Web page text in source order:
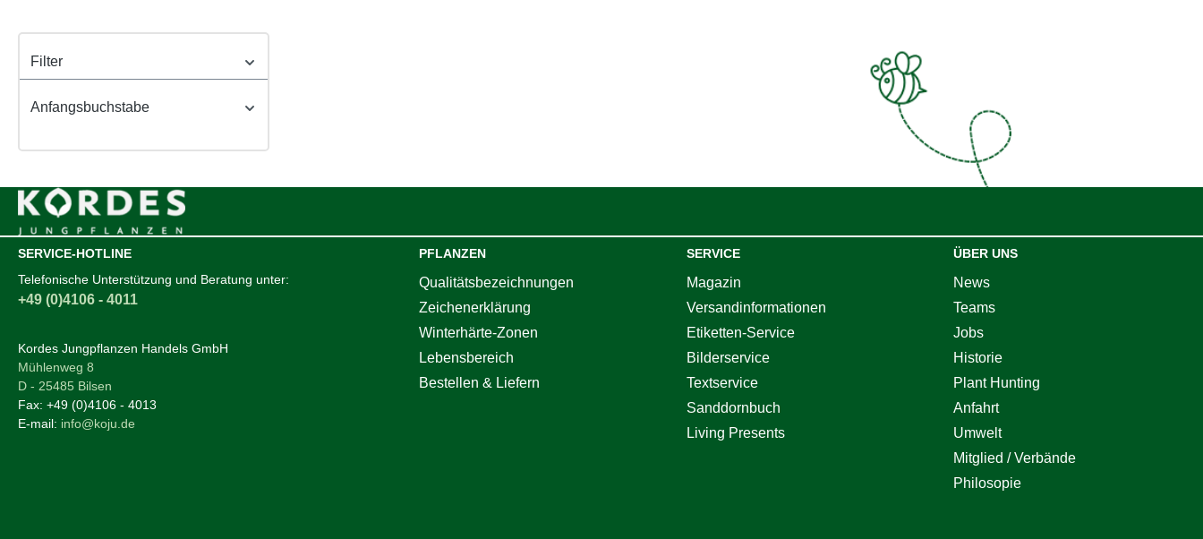
Filter
Anfangsbuchstabe
SERVICE-HOTLINE
Telefonische Unterstützung und Beratung unter:
+49 (0)4106 - 4011
Kordes Jungpflanzen Handels GmbH
Mühlenweg 8
D - 25485 Bilsen
Fax: +49 (0)4106 - 4013
E-mail: info@koju.de
PFLANZEN
Qualitätsbezeichnungen
Zeichenerklärung
Winterhärte-Zonen
Lebensbereich
Bestellen & Liefern
SERVICE
Magazin
Versandinformationen
Etiketten-Service
Bilderservice
Textservice
Sanddornbuch
Living Presents
ÜBER UNS
News
Teams
Jobs
Historie
Plant Hunting
Anfahrt
Umwelt
Mitglied / Verbände
Philosopie